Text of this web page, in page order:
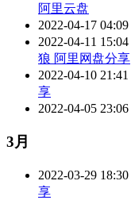
阿里云盘
2022-04-17 04:09
2022-04-11 15:04
狼 阿里网盘分享
2022-04-10 21:41
享
2022-04-05 23:06
3月
2022-03-29 18:30
享